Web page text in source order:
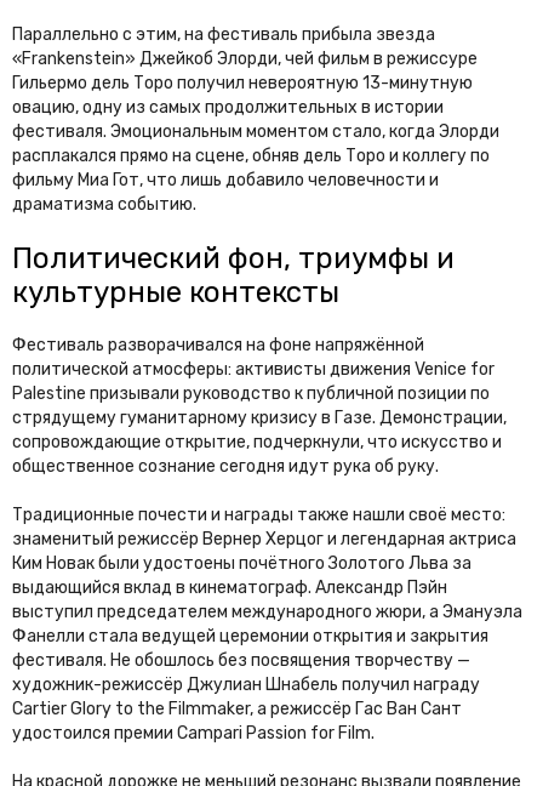
Параллельно с этим, на фестиваль прибыла звезда
«Frankenstein» Джейкоб Элорди, чей фильм в режиссуре
Гильермо дель Торо получил невероятную 13-минутную
овацию, одну из самых продолжительных в истории
фестиваля. Эмоциональным моментом стало, когда Элорди
расплакался прямо на сцене, обняв дель Торо и коллегу по
фильму Миа Гот, что лишь добавило человечности и
драматизма событию.
Политический фон, триумфы и
культурные контексты
Фестиваль разворачивался на фоне напряжённой
политической атмосферы: активисты движения Venice for
Palestine призывали руководство к публичной позиции по
стрядущему гуманитарному кризису в Газе. Демонстрации,
сопровождающие открытие, подчеркнули, что искусство и
общественное сознание сегодня идут рука об руку.
Традиционные почести и награды также нашли своё место:
знаменитый режиссёр Вернер Херцог и легендарная актриса
Ким Новак были удостоены почётного Золотого Льва за
выдающийся вклад в кинематограф. Александр Пэйн
выступил председателем международного жюри, а Эмануэла
Фанелли стала ведущей церемонии открытия и закрытия
фестиваля. Не обошлось без посвящения творчеству —
художник-режиссёр Джулиан Шнабель получил награду
Cartier Glory to the Filmmaker, а режиссёр Гас Ван Сант
удостоился премии Campari Passion for Film.
На красной дорожке не меньший резонанс вызвали появление